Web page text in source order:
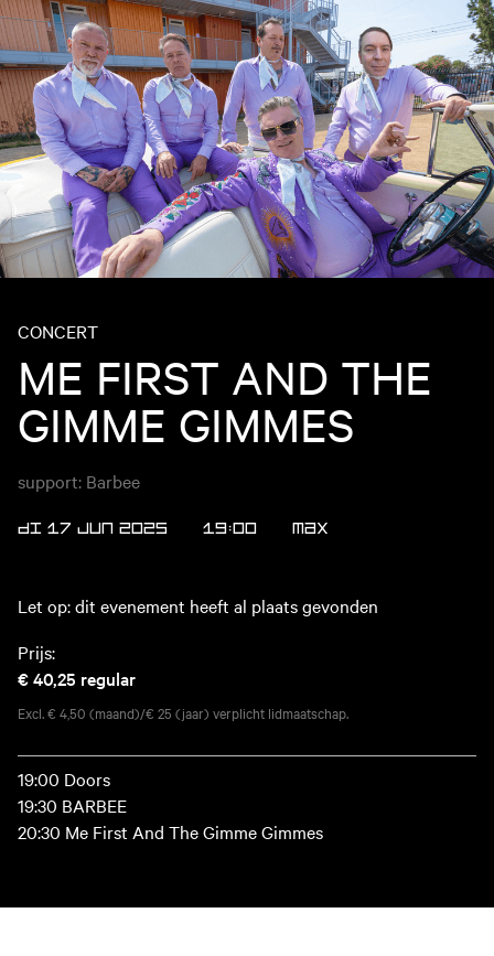
CONCERT
ME FIRST AND THE
GIMME GIMMES
support: Barbee
DI 17 JUN 2025 19:00 MAX
Let op: dit evenement heeft al plaats gevonden
Prijs:
€ 40,25 regular
Excl. € 4,50 (maand)/€ 25 (jaar) verplicht lidmaatschap.
19:00 Doors
19:30 BARBEE
20:30 Me First And The Gimme Gimmes